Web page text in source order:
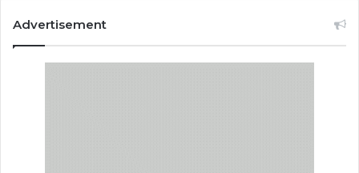
Advertisement